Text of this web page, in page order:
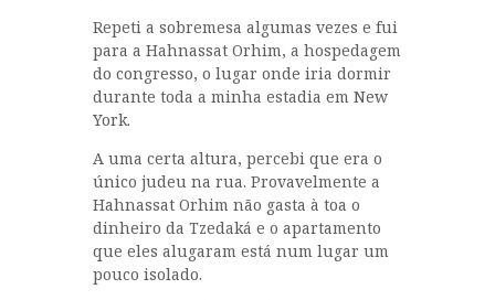
Repeti a sobremesa algumas vezes e fui
para a Hahnassat Orhim, a hospedagem
do congresso, o lugar onde iria dormir
durante toda a minha estadia em New
York.
A uma certa altura, percebi que era o
único judeu na rua. Provavelmente a
Hahnassat Orhim não gasta à toa o
dinheiro da Tzedaká e o apartamento
que eles alugaram está num lugar um
pouco isolado.